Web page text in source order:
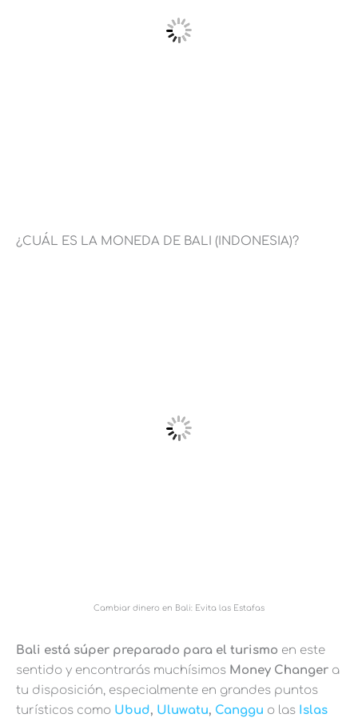
¿CUÁL ES LA MONEDA DE BALI (INDONESIA)?
Cambiar dinero en Bali: Evita las Estafas
Bali está súper preparado para el turismo en este
sentido y encontrarás muchísimos Money Changer a
tu disposición, especialmente en grandes puntos
turísticos como Ubud, Uluwatu, Canggu o las Islas